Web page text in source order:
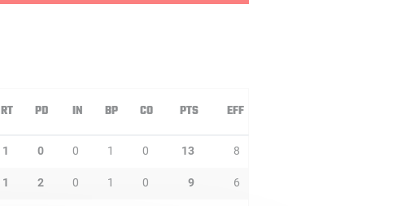
RT PD IN BP CO PTS EFF
1 0 0 1 0 13 8
1 2 0 1 0 9 6